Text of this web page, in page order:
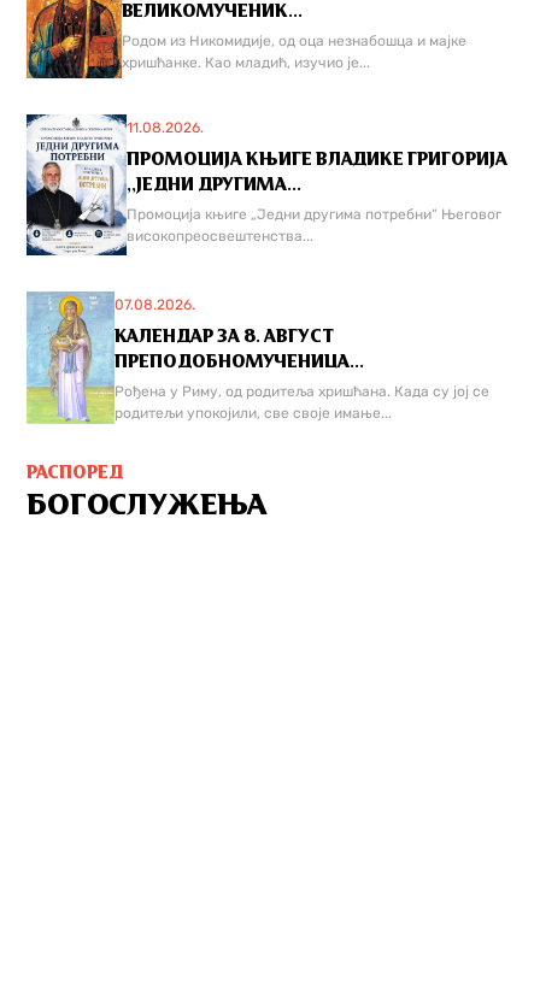
ВЕЛИКОМУЧЕНИК...
Родом из Никомидије, од оца незнабошца и мајке
хришћанке. Као младић, изучио је...
11.08.2026.
ПРОМОЦИЈА КЊИГЕ ВЛАДИКЕ ГРИГОРИЈА
,,ЈЕДНИ ДРУГИМА...
Промоција књиге „Једни другима потребни“ Његовог
високопреосвештенства...
07.08.2026.
КАЛЕНДАР ЗА 8. АВГУСТ
ПРЕПОДОБНОМУЧЕНИЦА...
Рођена у Риму, од родитеља хришћана. Када су јој се
родитељи упокојили, све своје имање...
РАСПОРЕД
БОГОСЛУЖЕЊА